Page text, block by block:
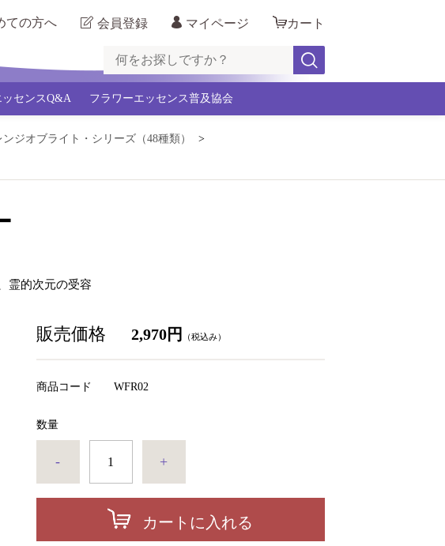
ての方へ 会員登録 マイページ カート
ッセンスQ&A フラワーエッセンス普及協会
ジオブライト・シリーズ（48種類）
霊的次元の受容
販売価格 2,970円 （税込み）
商品コード WFR02
数量
- +
カートに入れる